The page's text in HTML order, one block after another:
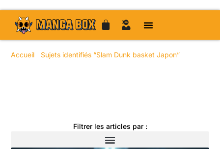
Accueil Sujets identifiés “Slam Dunk basket Japon”
Filtrer les articles par :